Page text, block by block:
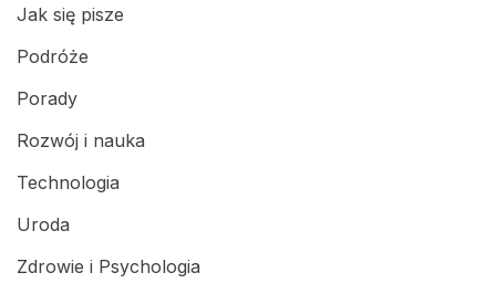
Jak się pisze
Podróże
Porady
Rozwój i nauka
Technologia
Uroda
Zdrowie i Psychologia